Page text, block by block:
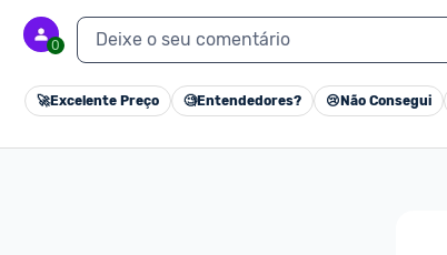
0 Deixe o seu comentário
🚀Excelente Preço 🧐Entendedores? 😢 Não Consegui